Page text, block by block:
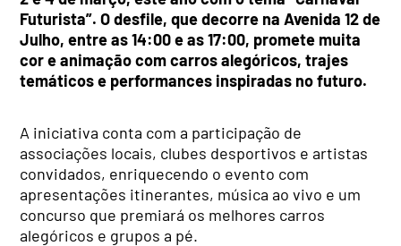
Futurista”. O desfile, que decorre na Avenida 12 de
Julho, entre as 14:00 e as 17:00, promete muita
cor e animação com carros alegóricos, trajes
temáticos e performances inspiradas no futuro.
A iniciativa conta com a participação de
associações locais, clubes desportivos e artistas
convidados, enriquecendo o evento com
apresentações itinerantes, música ao vivo e um
concurso que premiará os melhores carros
alegóricos e grupos a pé.